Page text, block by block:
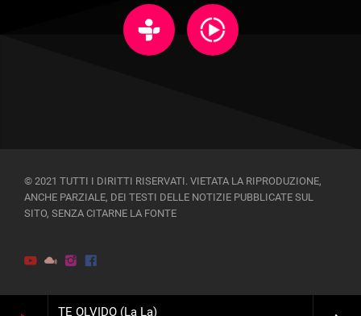
TE OLVIDO (La La)
© 2021 TUTTI I DIRITTI RISERVATI. VIETATA LA RIPRODUZIONE,
ANCHE PARZIALE, DEI TESTI DELLE NOTIZIE PUBBLICATE SUL
SITO, SENZA CITARNE LA FONTE